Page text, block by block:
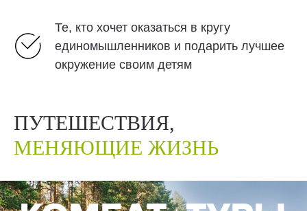
Те, кто хочет оказаться в кругу
единомышленников и подарить лучшее
окружение своим детям
ПУТЕШЕСТВИЯ,
МЕНЯЮЩИЕ ЖИЗНЬ